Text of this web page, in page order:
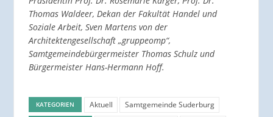
Thomas Waldeer, Dekan der Fakultät Handel und
Soziale Arbeit, Sven Martens von der
Architektengesellschaft „gruppeomp“,
Samtgemeindebürgermeister Thomas Schulz und
Bürgermeister Hans-Hermann Hoff.
KATEGORIEN Aktuell Samtgemeinde Suderburg